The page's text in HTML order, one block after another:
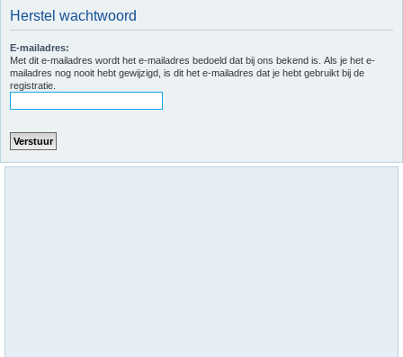
Herstel wachtwoord
E-mailadres:
Met dit e-mailadres wordt het e-mailadres bedoeld dat bij ons bekend is. Als je het e-
mailadres nog nooit hebt gewijzigd, is dit het e-mailadres dat je hebt gebruikt bij de
registratie.